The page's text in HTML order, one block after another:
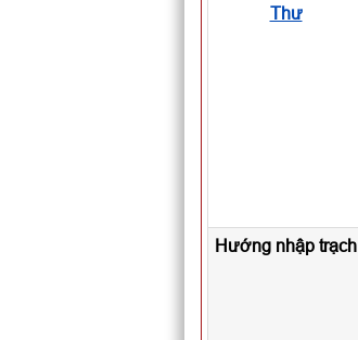
Thư
Hướng nhập trạch